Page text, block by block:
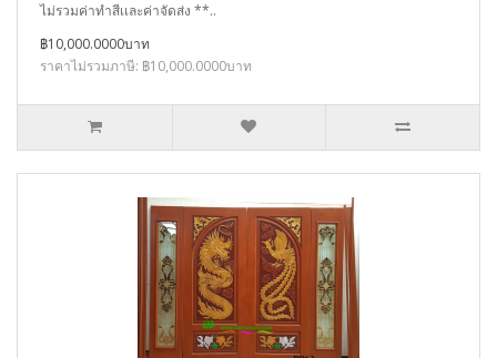
ไม่รวมค่าทำสีเเละค่าจัดส่ง **..
฿10,000.0000บาท
ราคาไม่รวมภาษี: ฿10,000.0000บาท